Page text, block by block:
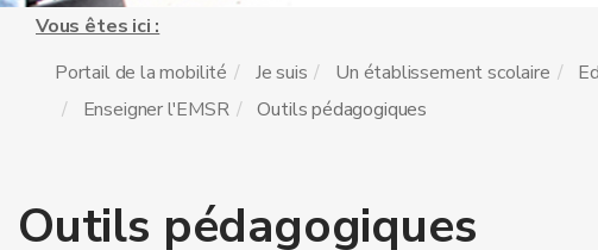
Vous êtes ici :
Portail de la mobilité
Je suis Un établissement scolaire
Enseigner l'EMSR
Outils pédagogiques
Outils pédagogiques